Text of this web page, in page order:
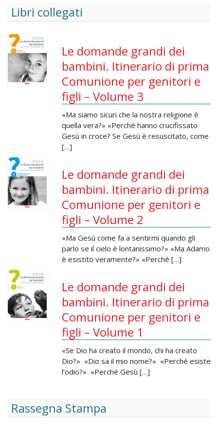
Libri collegati
Le domande grandi dei
bambini. Itinerario di prima
Comunione per genitori e
figli – Volume 3
«Ma siamo sicuri che la nostra religione è
quella vera?» «Perché hanno crucifissato
Gesù in croce? Se Gesù è resuscitato, come
[…]
Le domande grandi dei
bambini. Itinerario di prima
Comunione per genitori e
figli – Volume 2
«Ma Gesù come fa a sentirmi quando gli
parlo se il cielo è lontanissimo?» «Ma Adamo
è esistito veramente?» «Perché […]
Le domande grandi dei
bambini. Itinerario di prima
Comunione per genitori e
figli – Volume 1
«Se Dio ha creato il mondo, chi ha creato
Dio?» «Dio sa il mio nome?» «Perché esiste
l’odio?» «Perché Gesù […]
Rassegna Stampa